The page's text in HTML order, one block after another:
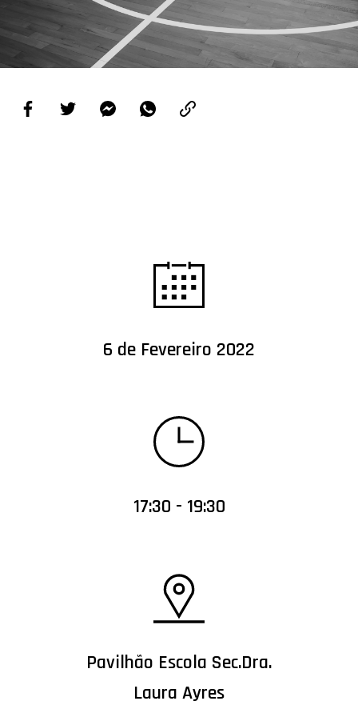
PROJETOS
LIGA BETCLIC MASCULINA
6 de Fevereiro 2022
17:30 - 19:30
Pavilhão Escola Sec.Dra.
Laura Ayres